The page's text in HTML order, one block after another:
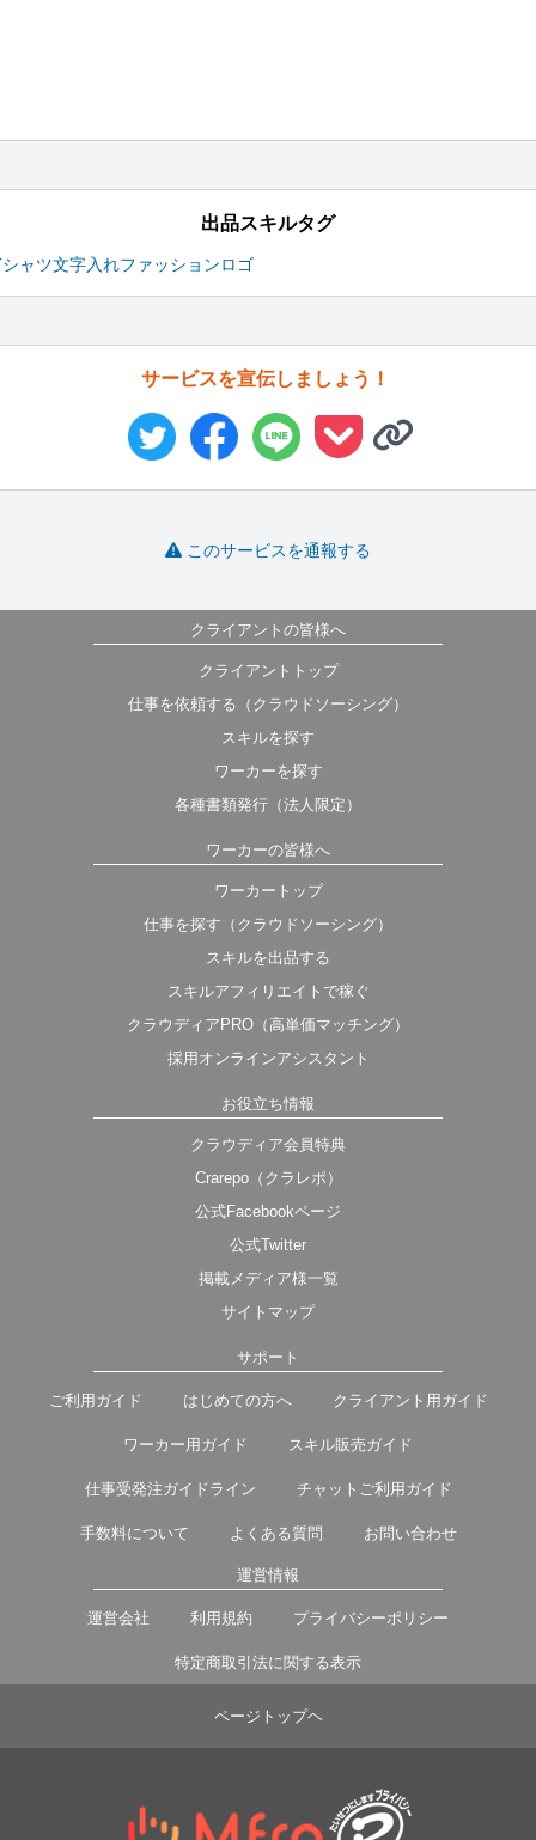
出品スキルタグ
ャツ文字入れファッションロゴ
サービスを宣伝しましょう！
このサービスを通報する
クライアントの皆様へ
クライアントトップ
仕事を依頼する（クラウドソーシング）
スキルを探す
ワーカーを探す
各種書類発行（法人限定）
ワーカーの皆様へ
ワーカートップ
仕事を探す（クラウドソーシング）
スキルを出品する
スキルアフィリエイトで稼ぐ
クラウディアPRO（高単価マッチング）
採用オンラインアシスタント
お役立ち情報
クラウディア会員特典
Crarepo（クラレポ）
公式Facebookページ
公式Twitter
掲載メディア様一覧
サイトマップ
サポート
ご利用ガイド はじめての方へ クライアント用ガイド
ワーカー用ガイド スキル販売ガイド
仕事受発注ガイドライン チャットご利用ガイド
手数料について よくある質問 お問い合わせ
運営情報
運営会社 利用規約 プライバシーポリシー
特定商取引法に関する表示
ページトップヘ